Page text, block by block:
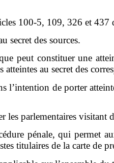
100-5, 109, 326 et 437
secret des sources.
peut constituer une
au secret des
l’intention de porter
parlementaires visitant
pénale, qui permet
titulaires de la carte de